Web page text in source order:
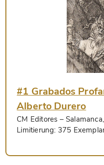
#1 Grabados
Alberto Durero
CM Editores –
Limitierung: 375